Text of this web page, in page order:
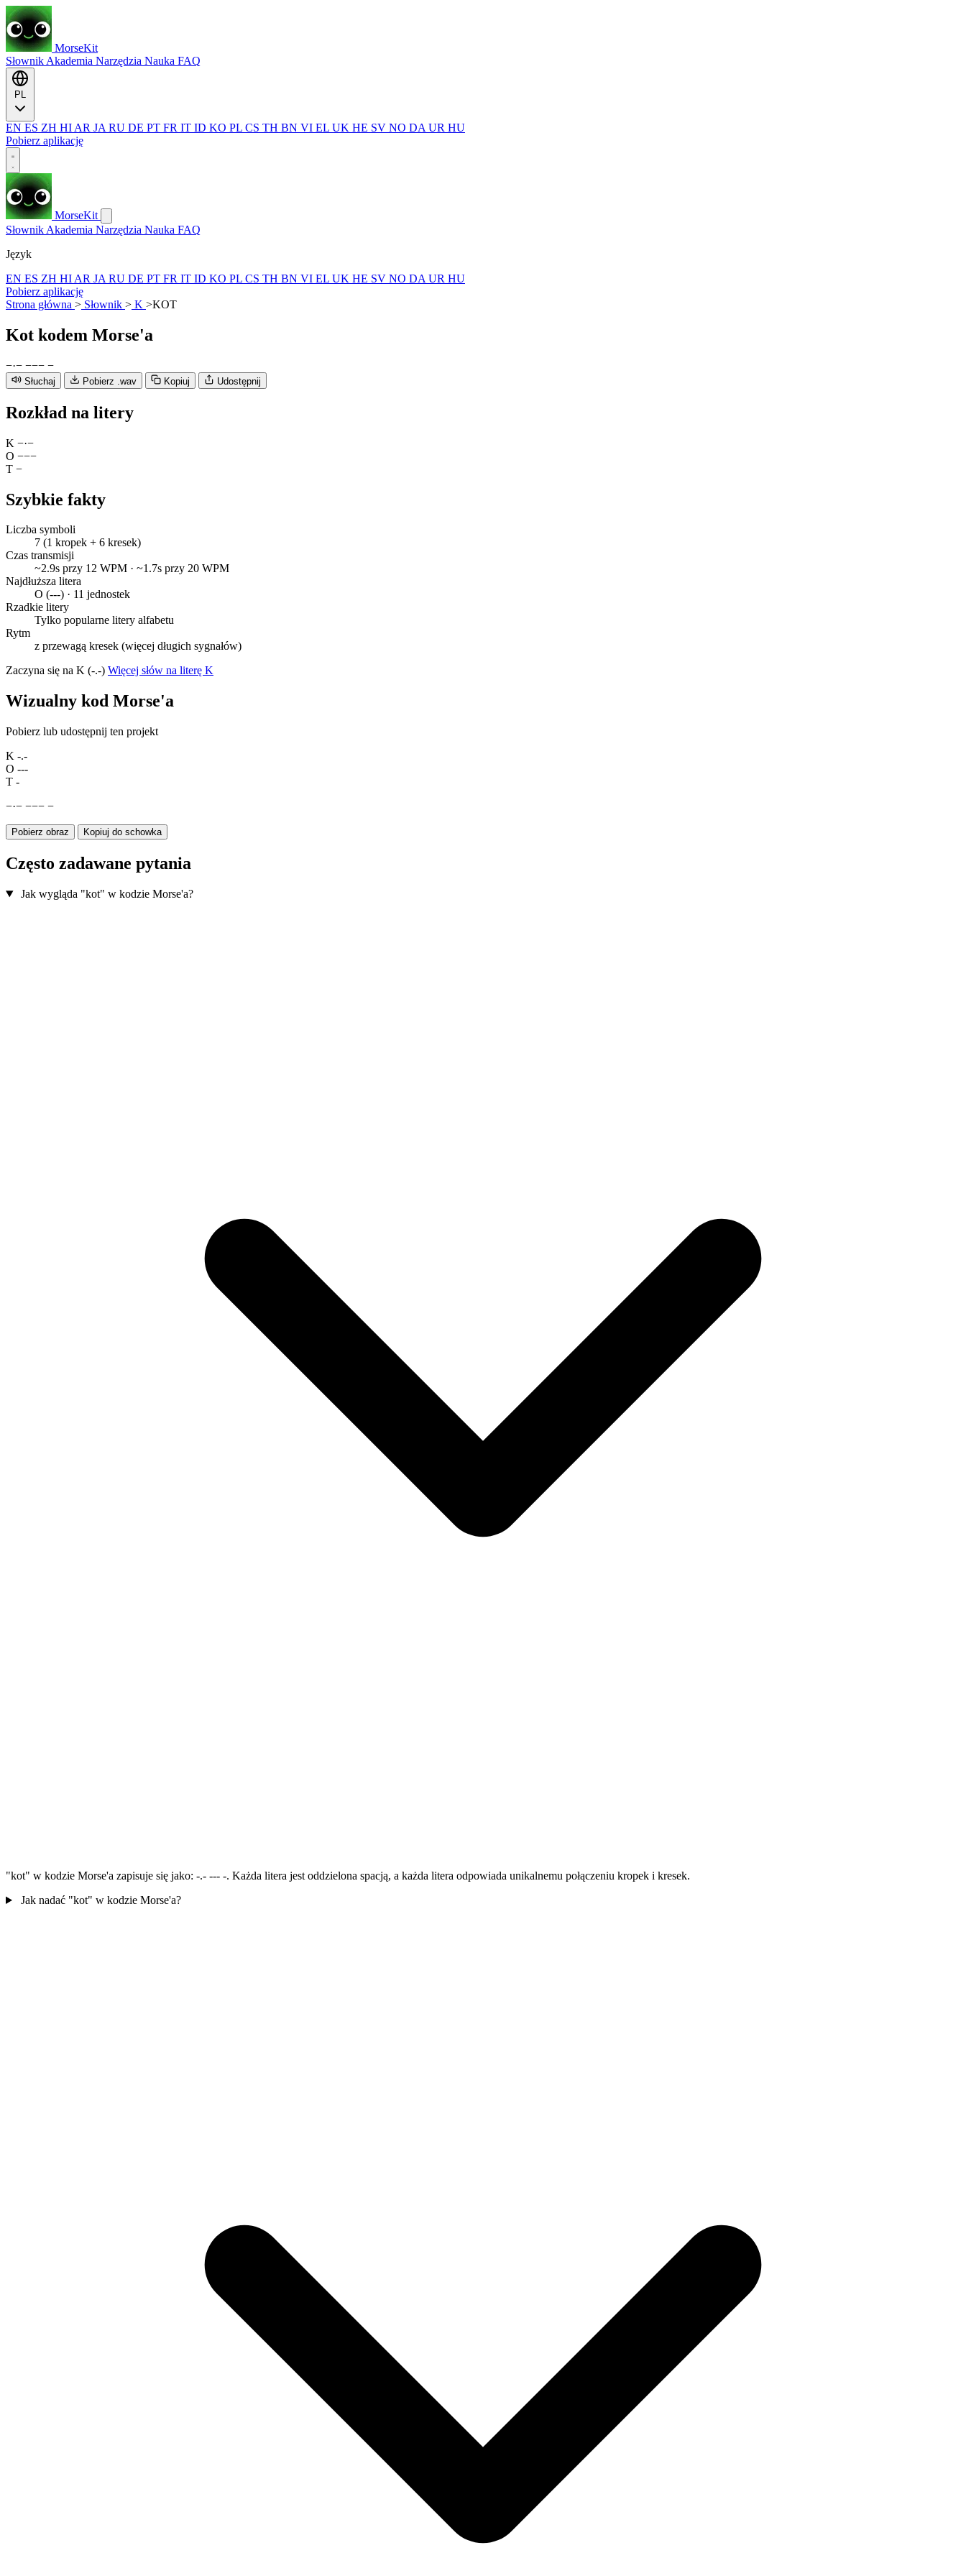
MorseKit
Słownik Akademia Narzędzia Nauka FAQ
EN ES ZH HI AR JA RU DE PT FR IT ID KO PL CS TH BN VI EL UK HE SV NO DA UR HU
Pobierz aplikację
MorseKit
Słownik Akademia Narzędzia Nauka FAQ
Język
EN ES ZH HI AR JA RU DE PT FR IT ID KO PL CS TH BN VI EL UK HE SV NO DA UR HU
Pobierz aplikację
Strona główna > Słownik > K >KOT
Kot kodem Morse'a
−·− −−− −
Słuchaj Pobierz .wav Kopiuj Udostępnij
Rozkład na litery
K −·−
O −−−
T −
Szybkie fakty
Liczba symboli
7 (1 kropek + 6 kresek)
Czas transmisji
~2.9s przy 12 WPM · ~1.7s przy 20 WPM
Najdłuższa litera
O (---) · 11 jednostek
Rzadkie litery
Tylko popularne litery alfabetu
Rytm
z przewagą kresek (więcej długich sygnałów)
Zaczyna się na K (-.-) Więcej słów na literę K
Wizualny kod Morse'a
Pobierz lub udostępnij ten projekt
K -.-
O ---
T -
−·− −−− −
Pobierz obraz Kopiuj do schowka
Często zadawane pytania
Jak wygląda "kot" w kodzie Morse'a?
"kot" w kodzie Morse'a zapisuje się jako: -.- --- -. Każda litera jest oddzielona spacją, a każda litera odpowiada unikalnemu połączeniu kropek i kresek.
Jak nadać "kot" w kodzie Morse'a?